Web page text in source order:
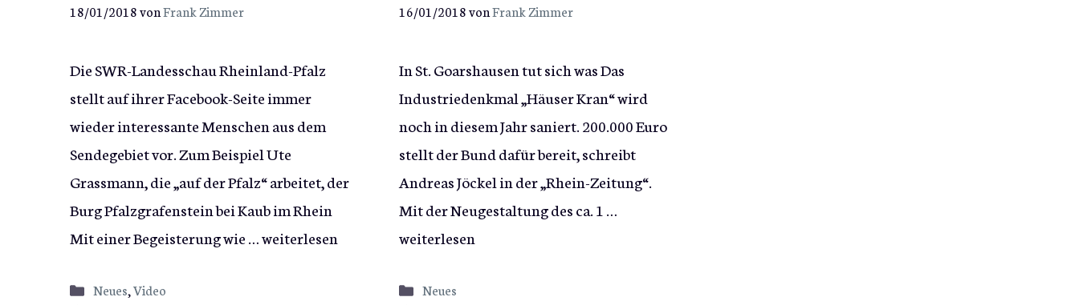
18/01/2018vonFrank Zimmer
Die SWR-Landesschau Rheinland-Pfalz
stellt auf ihrer Facebook-Seite immer
wieder interessante Menschen aus dem
Sendegebiet vor. Zum Beispiel Ute
Grassmann, die „auf der Pfalz“ arbeitet, der
Burg Pfalzgrafenstein bei Kaub im Rhein
Mit einer Begeisterung wie …weiterlesen
Kategorien
Neues,Video
16/01/2018vonFrank Zimmer
In St. Goarshausen tut sich was Das
Industriedenkmal „Häuser Kran“ wird
noch in diesem Jahr saniert. 200.000 Euro
stellt der Bund dafür bereit, schreibt
Andreas Jöckel in der „Rhein-Zeitung“.
Mit der Neugestaltung des ca. 1 …
weiterlesen
Kategorien
Neues